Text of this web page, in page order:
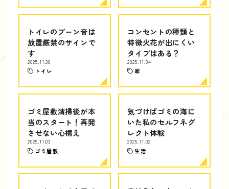
トイレのブーン音は
放置厳禁のサインで
す
2025.11.30
トイレ
コンセントの種類と
特徴火花が出にくい
タイプはある？
2025.11.04
家
ゴミ屋敷清掃後が本
当のスタート！再発
させない心構え
2025.11.03
ゴミ屋敷
気づけばゴミの海に
いた私のセルフネグ
レクト体験
2025.11.02
生活